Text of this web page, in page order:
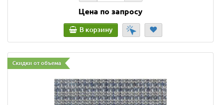
Цена по запросу
В корзину
Скидки от объема